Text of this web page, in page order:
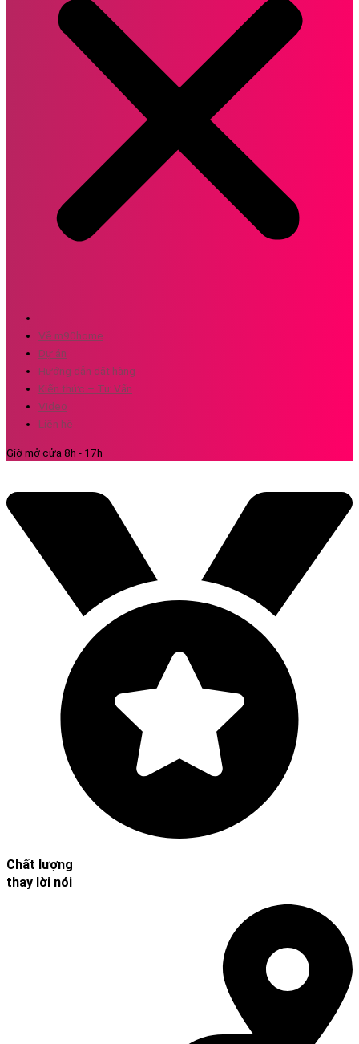
Về m90home
Dự án
Hướng dẫn đặt hàng
Kiến thức – Tư Vấn
Video
Liên hệ
Giờ mở cửa 8h - 17h
Chất lượng
thay lời nói